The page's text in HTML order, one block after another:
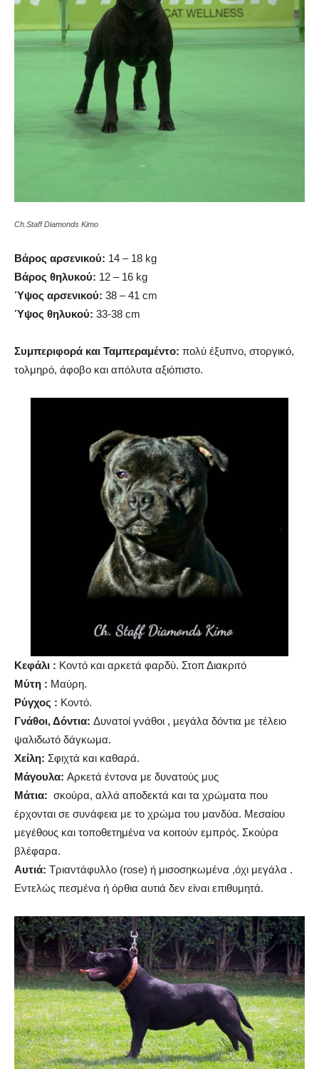
Ch.Staff Diamonds Kimo
Βάρος αρσενικού: 14 – 18 kg
Βάρος θηλυκού: 12 – 16 kg
Ύψος αρσενικού: 38 – 41 cm
Ύψος θηλυκού: 33-38 cm
Συμπεριφορά και Ταμπεραμέντο: πολύ έξυπνο, στοργικό,
τολμηρό, άφοβο και απόλυτα αξιόπιστο.
Κεφάλι : Κοντό και αρκετά φαρδύ. Στοπ Διακριτό
Μύτη : Μαύρη.
Ρύγχος : Κοντό.
Γνάθοι, Δόντια: Δυνατοί γνάθοι , μεγάλα δόντια με τέλειο
ψαλιδωτό δάγκωμα.
Χείλη: Σφιχτά και καθαρά.
Μάγουλα: Αρκετά έντονα με δυνατούς μυς
Μάτια: σκούρα, αλλά αποδεκτά και τα χρώματα που
έρχονται σε συνάφεια με το χρώμα του μανδύα. Μεσαίου
μεγέθους και τοποθετημένα να κοιτούν εμπρός. Σκούρα
βλέφαρα.
Αυτιά: Τριαντάφυλλο (rose) ή μισοσηκωμένα ,όχι μεγάλα .
Εντελώς πεσμένα ή όρθια αυτιά δεν είναι επιθυμητά.